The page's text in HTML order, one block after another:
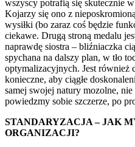
wszyscy potrafią się skutecznie
Kojarzy się ono z
wysiłki (bo zaraz coś będzie
ciekawe. Drugą stroną medalu
naprawdę siostra – bliźniaczka
spychana na dalszy plan, w tło
optymalizacyjnych. Jest również
konieczne, aby ciągłe
samej swojej natury mozolne,
powiedzmy sobie szczerze, po
STANDARYZACJA – JAK
ORGANIZACJI?